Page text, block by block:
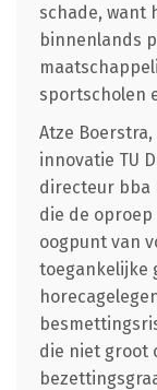
schade, want
binnenlands
sportscholen
Atze
innovatie TU
directeur bba
die de oproep
oogpunt van
toegankelijke
die niet groot